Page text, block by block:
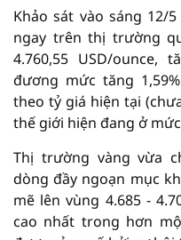
Khảo sát vào sáng 12/
ngay trên thị trường
4.760,55 USD/ounce,
đương mức tăng
theo tỷ giá hiện tại
thế giới hiện đang ở
Thị trường vàng vừa
dòng đầy ngoạn mục
mẽ lên vùng 4.685 -
cao nhất trong hơn